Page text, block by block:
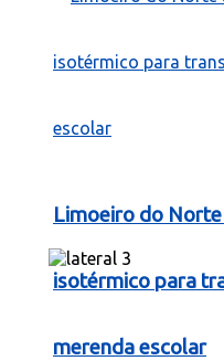
Limoeiro do
isotérmico para
merenda escolar